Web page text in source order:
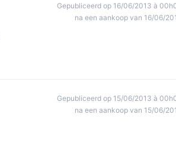
Gepubliceerd op 16/06/2013 à
na een aankoop van 16/06/
Gepubliceerd op 15/06/2013 à
na een aankoop van 15/06/